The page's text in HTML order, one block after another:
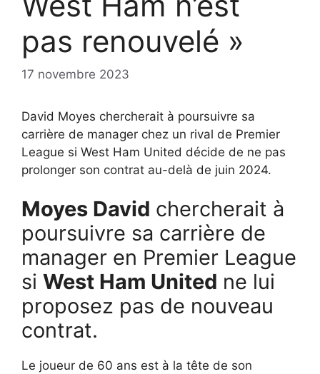
pas renouvelé »
17 novembre 2023
David Moyes chercherait à poursuivre sa
carrière de manager chez un rival de Premier
League si West Ham United décide de ne pas
prolonger son contrat au-delà de juin 2024.
Moyes David chercherait à
poursuivre sa carrière de
manager en Premier League
si West Ham United ne lui
proposez pas de nouveau
contrat.
Le joueur de 60 ans est à la tête de son